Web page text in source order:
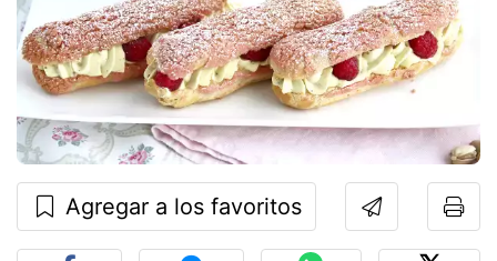
Agregar a los favoritos